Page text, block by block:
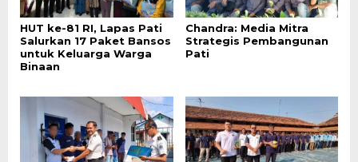
HUT ke-81 RI, Lapas Pati
Salurkan 17 Paket Bansos
untuk Keluarga Warga
Binaan
Chandra: Media Mitra
Strategis Pembangunan
Pati